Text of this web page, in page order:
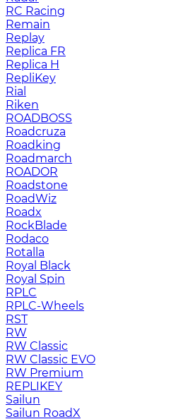
RC Racing
Remain
Replay
Replica FR
Replica H
RepliKey
Rial
Riken
ROADBOSS
Roadcruza
Roadking
Roadmarch
ROADOR
Roadstone
RoadWiz
Roadx
RockBlade
Rodaco
Rotalla
Royal Black
Royal Spin
RPLC
RPLC-Wheels
RST
RW
RW Classic
RW Classic EVO
RW Premium
RЕPLIKEY
Sailun
Sailun RoadX